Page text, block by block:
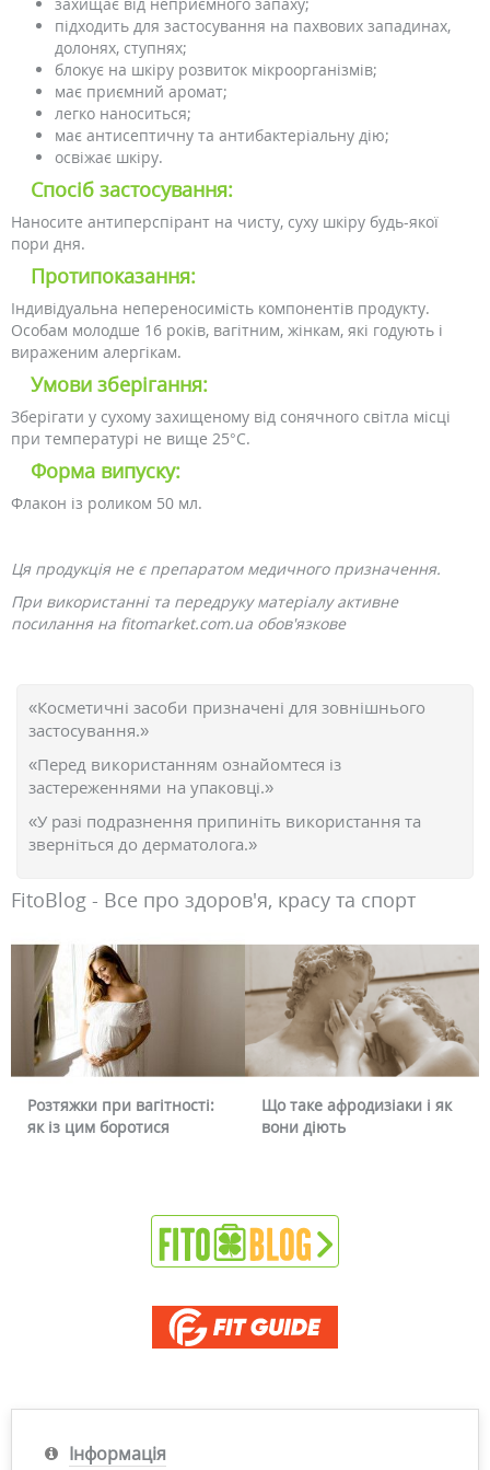
підходить для застосування на пахвових западинах,
долонях, ступнях;
блокує на шкіру розвиток мікроорганізмів;
має приємний аромат;
легко наноситься;
має антисептичну та антибактеріальну дію;
освіжає шкіру.
Спосіб застосування:
Наносите антиперспірант на чисту, суху шкіру будь-якої
пори дня.
Протипоказання:
Індивідуальна непереносимість компонентів продукту.
Особам молодше 16 років, вагітним, жінкам, які годують і
вираженим алергікам.
Умови зберігання:
Зберігати у сухому захищеному від сонячного світла місці
при температурі не вище 25°С.
Форма випуску:
Флакон із роликом 50 мл.
Ця продукція не є препаратом медичного призначення.
При використанні та передруку матеріалу активне
посилання на fitomarket.com.ua обов'язкове
«Косметичні засоби призначені для зовнішнього
застосування.»
«Перед використанням ознайомтеся із
застереженнями на упаковці.»
«У разі подразнення припиніть використання та
зверніться до дерматолога.»
FitoBlog - Все про здоров'я, красу та спорт
Розтяжки при вагітності:
як із цим боротися
Що таке афродизіаки і як
вони діють
Інформація